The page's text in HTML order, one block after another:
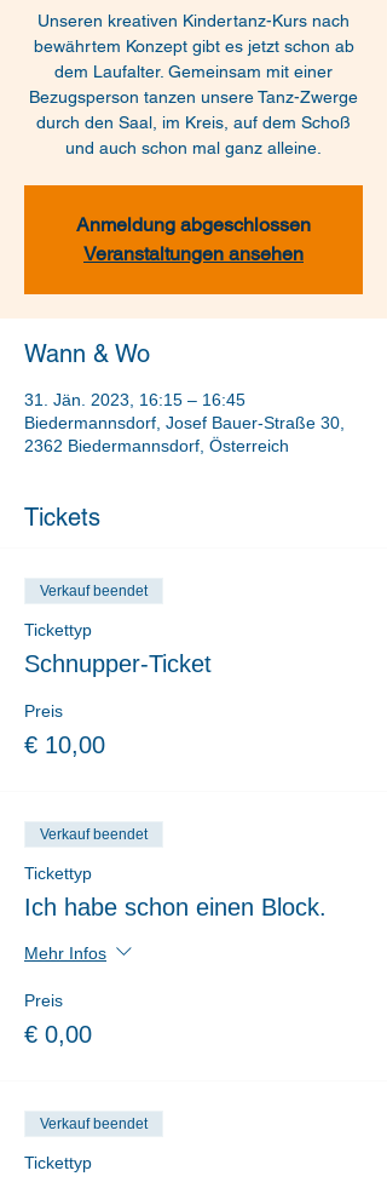
Unseren kreativen Kindertanz-Kurs nach
bewährtem Konzept gibt es jetzt schon ab
dem Laufalter. Gemeinsam mit einer
Bezugsperson tanzen unsere Tanz-Zwerge
durch den Saal, im Kreis, auf dem Schoß
und auch schon mal ganz alleine.
Anmeldung abgeschlossen
Veranstaltungen ansehen
Wann & Wo
31. Jän. 2023, 16:15 – 16:45
Biedermannsdorf, Josef Bauer-Straße 30,
2362 Biedermannsdorf, Österreich
Tickets
Verkauf beendet
Tickettyp
Schnupper-Ticket
Preis
€ 10,00
Verkauf beendet
Tickettyp
Ich habe schon einen Block.
Mehr Infos
Preis
€ 0,00
Verkauf beendet
Tickettyp